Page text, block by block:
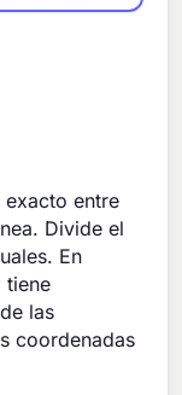
entre
Divide el
En
tiene
las
coordenadas